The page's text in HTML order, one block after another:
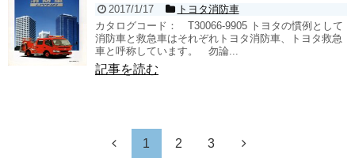
2017/1/17
トヨタ消防車
カタログコード： T30066-9905 トヨタの慣例として
消防車と救急車はそれぞれトヨタ消防車、トヨタ救急
車と呼称しています。 勿論...
記事を読む
1 2 3